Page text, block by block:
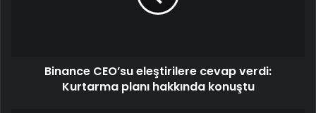
Binance CEO’su eleştirilere cevap verdi:
Kurtarma planı hakkında konuştu